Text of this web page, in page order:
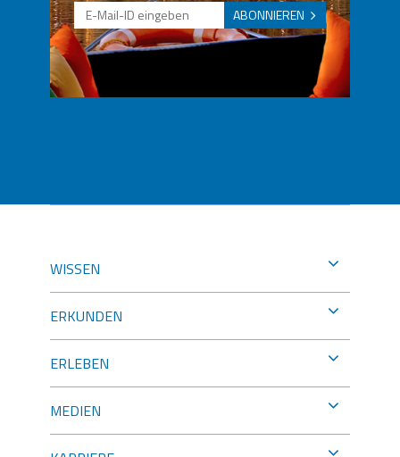
ABONNIEREN
WISSEN
ERKUNDEN
ERLEBEN
MEDIEN